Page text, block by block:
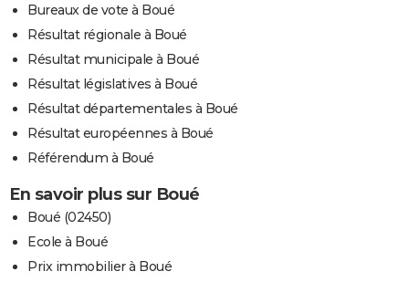
Bureaux de vote à Boué
Résultat régionale à Boué
Résultat municipale à Boué
Résultat législatives à Boué
Résultat départementales à Boué
Résultat européennes à Boué
Référendum à Boué
En savoir plus sur Boué
Boué (02450)
Ecole à Boué
Prix immobilier à Boué